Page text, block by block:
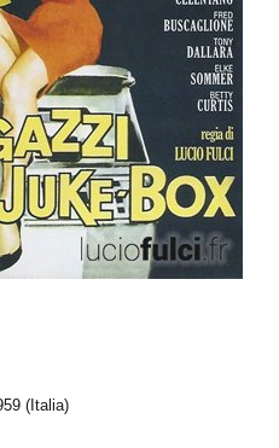
(Italia)